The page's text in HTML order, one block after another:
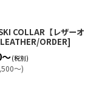
COLLAR【レザーオ
LEATHER/ORDER]
(税別)
～)